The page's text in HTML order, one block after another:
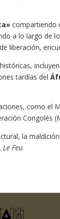
compartiendo
a lo largo de
liberación,
tardías del
como el
Congolés
la
Le Feu.